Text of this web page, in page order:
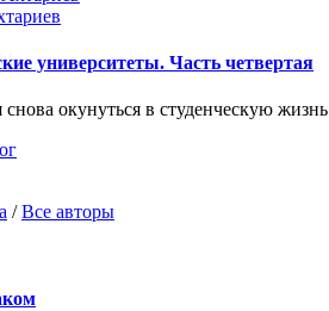
университеты. Часть четвертая
снова окунуться в студенческую жизнь
/Все авторы